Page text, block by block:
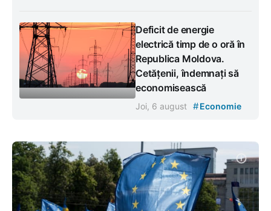
Deficit de energie
electrică timp de o oră în
Republica Moldova.
Cetățenii, îndemnați să
economisească
Joi, 6 august #Economie